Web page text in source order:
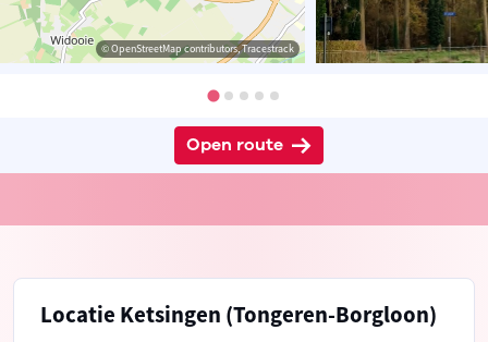
© OpenStreetMap contributors, Tracestrack
Open route
Locatie Ketsingen (Tongeren-Borgloon)